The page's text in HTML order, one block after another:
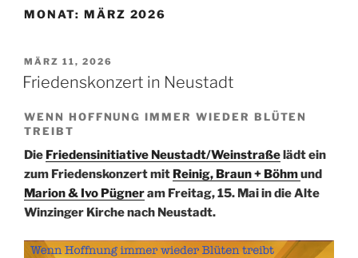
MONAT: MÄRZ 2026
VERÖFFENTLICHT
AM
MÄRZ 11, 2026
Friedenskonzert in Neustadt
WENN HOFFNUNG IMMER WIEDER BLÜTEN
TREIBT
Die Friedensinitiative Neustadt/Weinstraße lädt ein
zum Friedenskonzert mit Reinig, Braun + Böhmund
Marion & Ivo Pügneram Freitag, 15. Mai in die Alte
Winzinger Kirche nach Neustadt.